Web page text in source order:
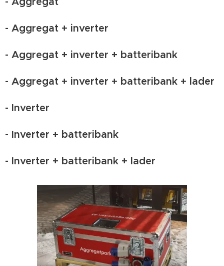
- Aggregat + inverter
- Aggregat + inverter + batteribank
- Aggregat + inverter + batteribank + lader
- Inverter
- Inverter + batteribank
- Inverter + batteribank + lader